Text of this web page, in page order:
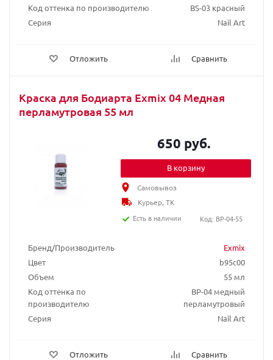
Код оттенка по производителю
BS-03 красный
Серия
Nail Art
Отложить Сравнить
Краска для Бодиарта Exmix 04 Медная
перламутровая 55 мл
Бренд/Производитель
Exmix
Цвет
b95c00
Объем
55 мл
Код оттенка по
производителю
BP-04 медный
перламутровый
Серия
Nail Art
Отложить Сравнить
650 руб.
В корзину
Самовывоз
Курьер, ТК
Есть в наличии
Код: BP-04-55